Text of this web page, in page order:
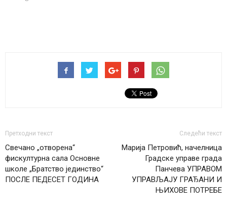
Претходни текст
Свечано „отворена“
фискултурна сала Основне
школе „Братство јединство“
ПОСЛЕ ПЕДЕСЕТ ГОДИНА
Следећи текст
Марија Петровић, начелница
Градске управе града
Панчева УПРАВОМ
УПРАВЉАЈУ ГРАЂАНИ И
ЊИХОВЕ ПОТРЕБЕ